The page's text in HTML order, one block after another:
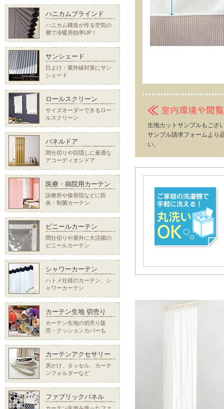
生地カットサンプルもござ
サンプル請求フォームより
い。
ハニカムブラインド
ハニカム構造が作る空気の
層で冷暖房効率UP！
サンシェード
日よけ・紫外線対策にサン
シェード
ロールスクリーン
サイズオーダーできるロー
ルスクリーン
パネルドア
間仕切りや目隠しに最適な
アコーディオンドア
医療・病院用カーテン
診療所や接骨院などに防
炎・制菌カーテン
ビニールカーテン
間仕切りや屋外に大活躍の
ビニールカーテン
シャワーカーテン
ハトメ仕様のカーテン、シ
ャワーカーテン
カーテン生地 切売り
カーテン生地の切売り販
売・クッションカバーも
カーテンアクセサリー
房かけ、タッセル、カーテ
ンフォルダーなど
ファブリックパネル